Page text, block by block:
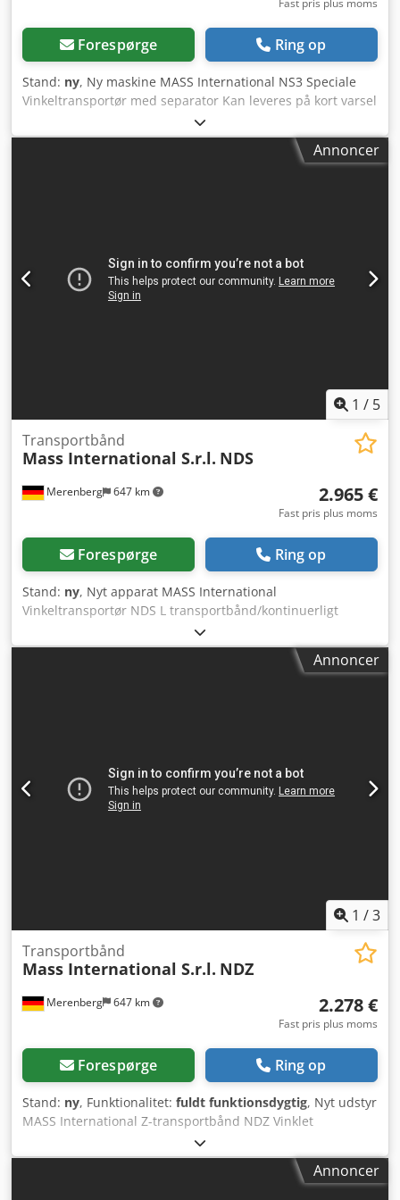
Forespørge Ring op
Stand: ny, Ny maskine MASS International NS3 Speciale
Vinkeltransportør med separator Kan leveres på kort varsel
Eksempel som vist på billedet: L-transportør med dobbelt
rulleseparator Indføring: 600 mm Stigning: 1300 mm Nyttig
bredde: 450 mm Udvendig bredde: 505 mm (uden motor)
Fås også som vinkeltransportør med Supergrip-bælte og
separator (se sidste to billeder) Dksdpjd Tidxefx An Ner
Dobbelt rulleseparator med overdækket remtræk Belagt
Annoncer
1 / 5
Merenberg 647 km
Transportbånd
Mass International S.r.l. NDS
2.965 €
Fast pris plus moms
Forespørge Ring op
Stand: ny, Nyt apparat MASS International
Vinkeltransportør NDS L transportbånd/kontinuerligt
transportbånd Hurtig levering mulig Vinkeltransportør
med justerbare vinkler inkl. paddelseparator og
opsamlingsplader i indføringsdelen Eksempel som vist:
Mobil på styrbare bremseruller Dsdpfx Ajr A D S Ejn Nekr
Sidesamlingsplader i indføringsdelen Paddelseparator kan
styres separat og er højdejusterbar
Annoncer
1 /3
Merenberg 647 km
Transportbånd
Mass International S.r.l. NDZ
2.278 €
Fast pris plus moms
Forespørge Ring op
Stand: ny, Funktionalitet: fuldt funktionsdygtig, Nyt udstyr
MASS International Z-transportbånd NDZ Vinklet
transportbånd / samlebånd Kan leveres hurtigt Eksempel
som på billedet: Vinklet transportbånd med justerbar
højde og vinkel NDZ 1 Indføringssektion 600 mm Stigende
Annoncer